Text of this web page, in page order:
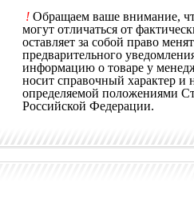
! Обращаем ваше внимание,
могут отличаться от
оставляет за собой право
предварительного
информацию о товаре у
носит справочный характер и
определяемой положениями
Российской Федерации.